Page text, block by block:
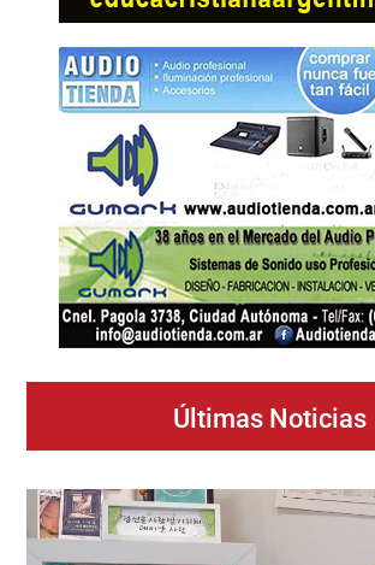
Últimas Noticias